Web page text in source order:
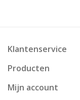
Klantenservice
Producten
Mijn account